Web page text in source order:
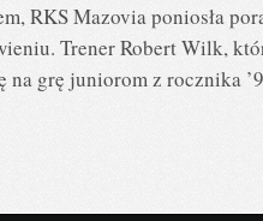
RKS Mazovia poniosła
Trener Robert Wilk,
na grę juniorom z rocznika